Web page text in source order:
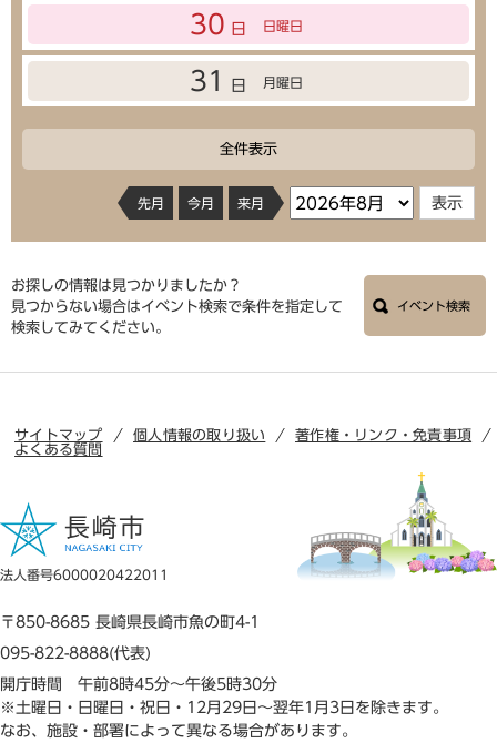
30 日 日曜日
31 日 月曜日
全件表示
先月 今月 来月
お探しの情報は見つかりましたか？
見つからない場合はイベント検索で条件を指定して
検索してみてください。
イベント検索
サイトマップ 個人情報の取り扱い
著作権・リンク・免責事項
よくある質問
法人番号6000020422011
〒850-8685 長崎県長崎市魚の町4-1
095-822-8888(代表)
開庁時間 午前8時45分～午後5時30分
※土曜日・日曜日・祝日・12月29日～翌年1月3日を除きます。
なお、施設・部署によって異なる場合があります。